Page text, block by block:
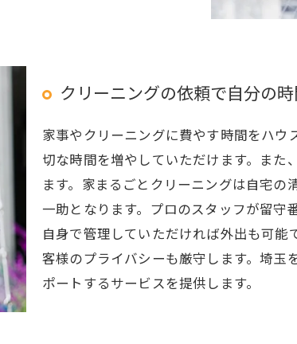
クリーニングの依頼で自分の
家事やクリーニングに費やす時間をハウ
切な時間を増やしていただけます。また
ます。家まるごとクリーニングは自宅の
一助となります。プロのスタッフが留守
自身で管理していただければ外出も可能
客様のプライバシーも厳守します。埼玉
ポートするサービスを提供します。